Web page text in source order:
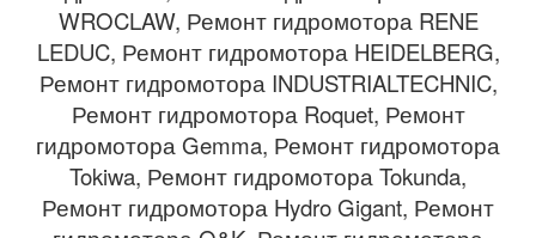
WROCLAW, Ремонт гидромотора RENE
LEDUC, Ремонт гидромотора HEIDELBERG,
Ремонт гидромотора INDUSTRIALTECHNIC,
Ремонт гидромотора Roquet, Ремонт
гидромотора Gemma, Ремонт гидромотора
Tokiwa, Ремонт гидромотора Tokunda,
Ремонт гидромотора Hydro Gigant, Ремонт